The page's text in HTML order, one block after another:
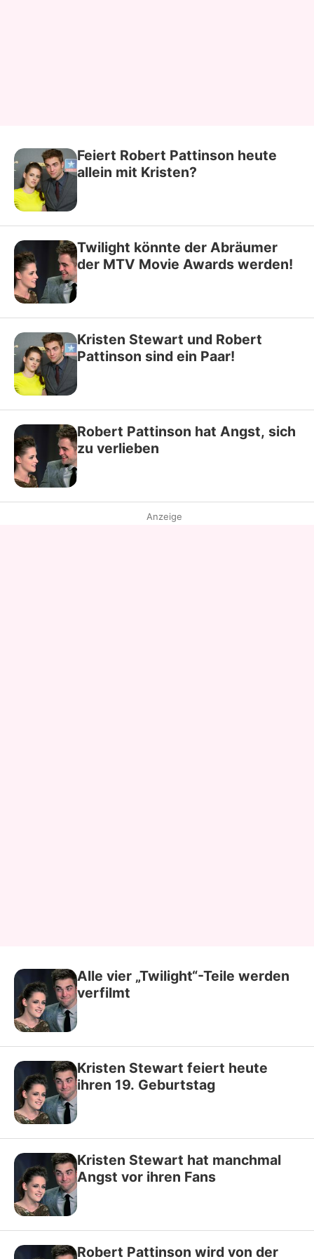
Feiert Robert Pattinson heute
allein mit Kristen?
Twilight könnte der Abräumer
der MTV Movie Awards werden!
Kristen Stewart und Robert
Pattinson sind ein Paar!
Robert Pattinson hat Angst, sich
zu verlieben
Anzeige
Alle vier „Twilight“-Teile werden
verfilmt
Kristen Stewart feiert heute
ihren 19. Geburtstag
Kristen Stewart hat manchmal
Angst vor ihren Fans
Robert Pattinson wird von der